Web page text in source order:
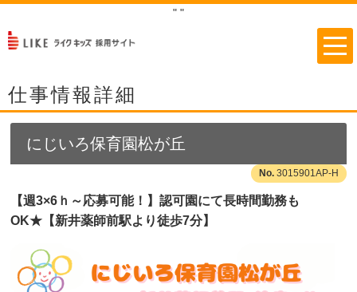
" "
仕事情報詳細
にじいろ保育園松が丘
3015901AP-H
【週3×6ｈ～応募可能！】認可園にて長時間勤務も
OK★【新井薬師前駅より徒歩7分】